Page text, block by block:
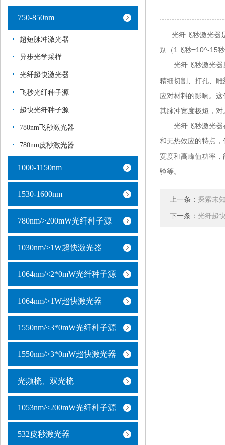
光纤飞秒激光器是
别（1飞秒=10^-15
光纤飞秒激光器
精细切割、打孔、
应对材料的影响。
其脉冲宽度极短，
光纤飞秒激光器在
和无热效应的特点
宽度和高峰值功率
验等。
上一条： 探索未
下一条： 光纤超
750-850nm
超短脉冲激光器
异步光学采样
光纤超快激光器
飞秒光纤种子源
超快光纤种子源
780nm飞秒激光器
780nm皮秒激光器
1000-1150nm
1530-1600nm
780nm/>200mW光纤种子源
1030nm/>1W超快激光器
1064nm/<2*0mW光纤种子源
1064nm/>1W超快激光器
1550nm/<3*0mW光纤种子源
1550nm/>3*0mW超快激光器
光频梳、双光梳
1053nm/<200mW光纤种子源
532皮秒激光器